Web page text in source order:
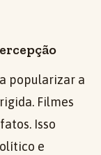
popularizar a
Filmes
Isso
e